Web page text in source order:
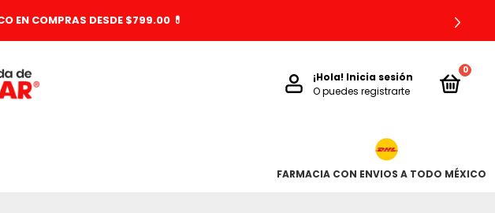
EN COMPRAS DESDE $799.00 💊
¡Hola! Inicia sesión
O puedes registrarte
0
FARMACIA CON ENVIOS A TODO MÉXICO